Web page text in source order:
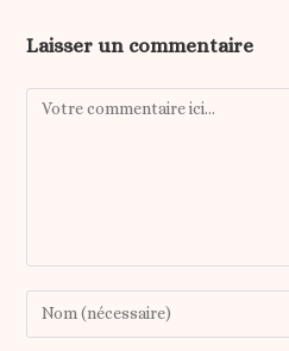
Laisser un commentaire
Comment
Enter
your